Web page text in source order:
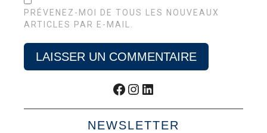
PRÉVENEZ-MOI DE TOUS LES NOUVEAUX
ARTICLES PAR E-MAIL.
Facebook
Instagram
LinkedIn
NEWSLETTER